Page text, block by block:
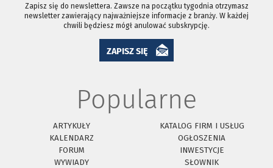
Zapisz się do newslettera. Zawsze na początku tygodnia otrzymasz
newsletter zawierający najważniejsze informacje z branży. W każdej
chwili będziesz mógł anulować subskrypcję.
ZAPISZ SIĘ
Popularne
ARTYKUŁY
KATALOG FIRM I USŁUG
KALENDARZ
OGŁOSZENIA
FORUM
INWESTYCJE
WYWIADY
SŁOWNIK